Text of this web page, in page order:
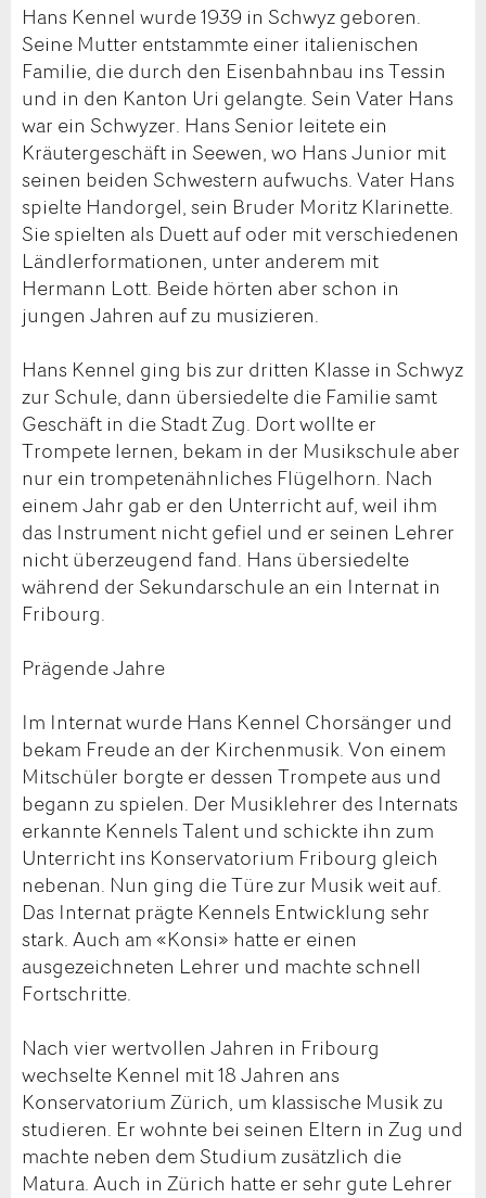
Hans Kennel wurde 1939 in Schwyz geboren.
Seine Mutter entstammte einer italienischen
Familie, die durch den Eisenbahnbau ins Tessin
und in den Kanton Uri gelangte. Sein Vater Hans
war ein Schwyzer. Hans Senior leitete ein
Kräutergeschäft in Seewen, wo Hans Junior mit
seinen beiden Schwestern aufwuchs. Vater Hans
spielte Handorgel, sein Bruder Moritz Klarinette.
Sie spielten als Duett auf oder mit verschiedenen
Ländlerformationen, unter anderem mit
Hermann Lott. Beide hörten aber schon in
jungen Jahren auf zu musizieren.
Hans Kennel ging bis zur dritten Klasse in Schwyz
zur Schule, dann übersiedelte die Familie samt
Geschäft in die Stadt Zug. Dort wollte er
Trompete lernen, bekam in der Musikschule aber
nur ein trompetenähnliches Flügelhorn. Nach
einem Jahr gab er den Unterricht auf, weil ihm
das Instrument nicht gefiel und er seinen Lehrer
nicht überzeugend fand. Hans übersiedelte
während der Sekundarschule an ein Internat in
Fribourg.
Prägende Jahre
Im Internat wurde Hans Kennel Chorsänger und
bekam Freude an der Kirchenmusik. Von einem
Mitschüler borgte er dessen Trompete aus und
begann zu spielen. Der Musiklehrer des Internats
erkannte Kennels Talent und schickte ihn zum
Unterricht ins Konservatorium Fribourg gleich
nebenan. Nun ging die Türe zur Musik weit auf.
Das Internat prägte Kennels Entwicklung sehr
stark. Auch am «Konsi» hatte er einen
ausgezeichneten Lehrer und machte schnell
Fortschritte.
Nach vier wertvollen Jahren in Fribourg
wechselte Kennel mit 18 Jahren ans
Konservatorium Zürich, um klassische Musik zu
studieren. Er wohnte bei seinen Eltern in Zug und
machte neben dem Studium zusätzlich die
Matura. Auch in Zürich hatte er sehr gute Lehrer